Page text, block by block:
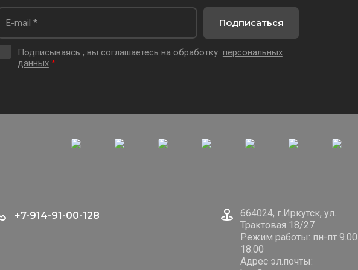
Подписываясь , вы соглашаетесь на обработку персональных
данных *
Подписаться
+7-914-91-00-128
664024, г.Иркутск, ул.
Трактовая 18/27
Режим работы: пн-пт
18.00
Адрес эл.почты: